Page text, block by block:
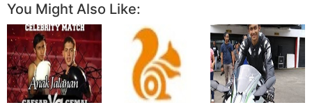
You Might Also Like: